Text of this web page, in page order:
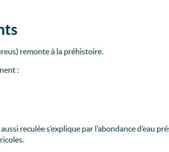
remonte à la préhistoire.
:
reculée s’explique par l’abondance d’eau